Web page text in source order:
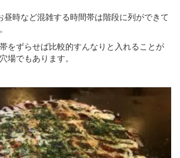
昼時など混雑する時間帯は階段に列ができて
をずらせば比較的すんなりと入れることが
場でもあります。